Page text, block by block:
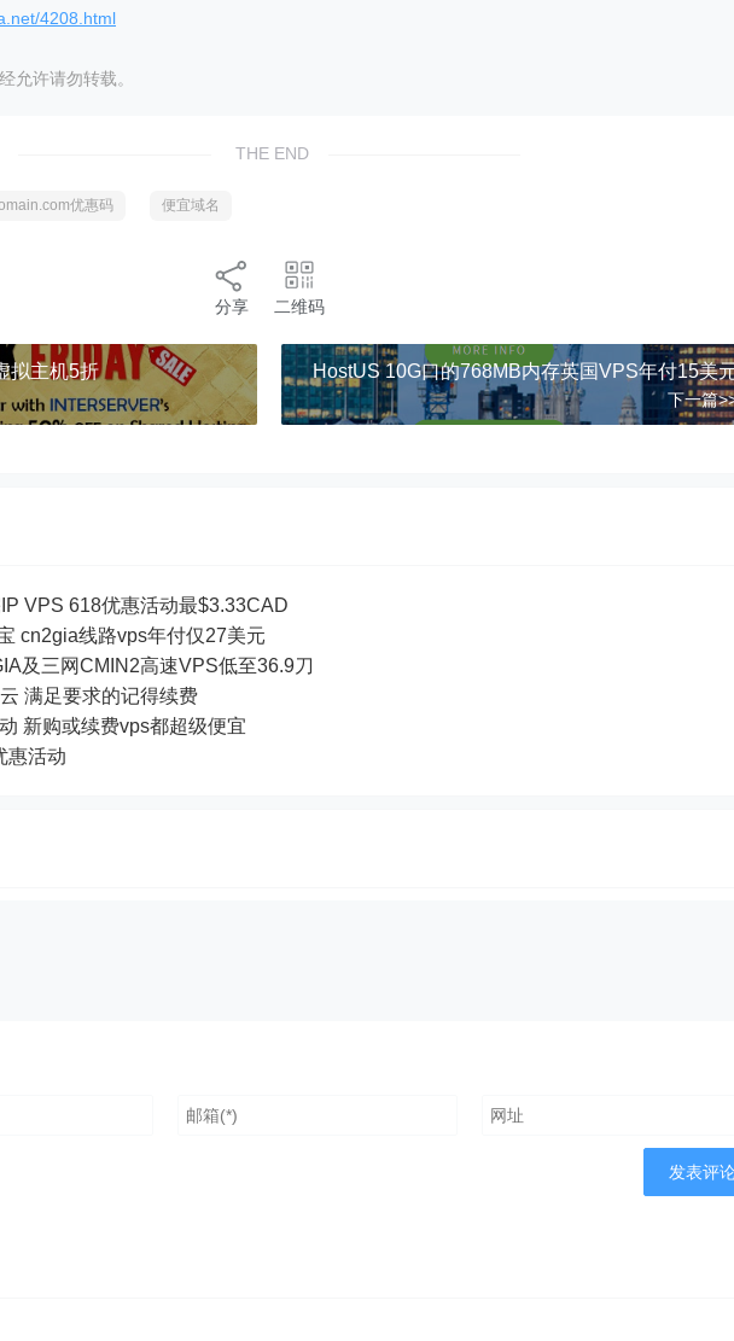
4208.html
允许请勿转载。
THE END
优惠码 便宜域名
分享 二维码
拟主机5折 HostUS 10G口的768MB内存英国VPS年付15美
下一篇
VPS 618优惠活动最$3.33CAD
cn2gia线路vps年付仅27美元
及三网CMIN2高速VPS低至36.9刀
满足要求的记得续费
新购或续费vps都超级便宜
惠活动